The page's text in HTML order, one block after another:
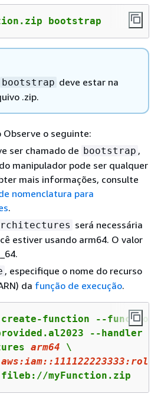
bootstrap
bootstrap deve estar na
.zip.
Observe o seguinte:
ser chamado de bootstrap ,
manipulador pode ser qualquer
mais informações, consulte
nomenclatura para
.
será necessária
estiver usando arm64. O valor
, especifique o nome do recurso
da função de execução.
create-function --function-
--handler
arm64 \
aws:iam::111122223333:role/
myFunction.zip